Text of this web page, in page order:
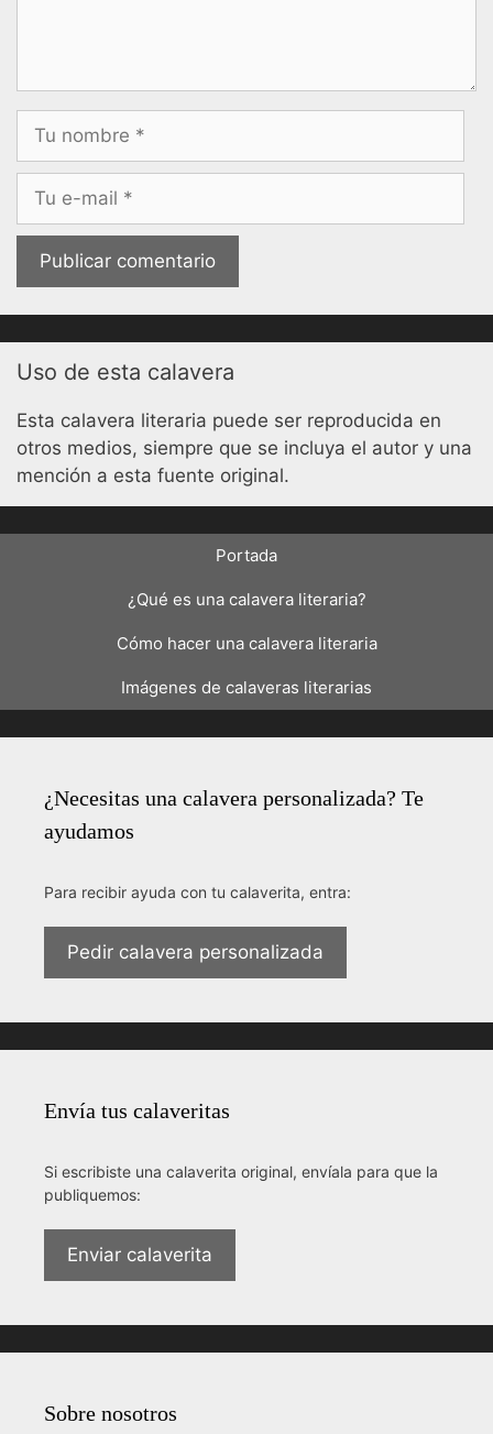
Nombre
Correo
Uso de esta calavera
Esta calavera literaria puede ser reproducida en
otros medios, siempre que se incluya el autor y una
mención a esta fuente original.
Portada
¿Qué es una calavera literaria?
Cómo hacer una calavera literaria
Imágenes de calaveras literarias
¿Necesitas una calavera personalizada? Te
ayudamos
Para recibir ayuda con tu calaverita, entra:
Pedir calavera personalizada
Envía tus calaveritas
Si escribiste una calaverita original, envíala para que la
publiquemos:
Enviar calaverita
Sobre nosotros